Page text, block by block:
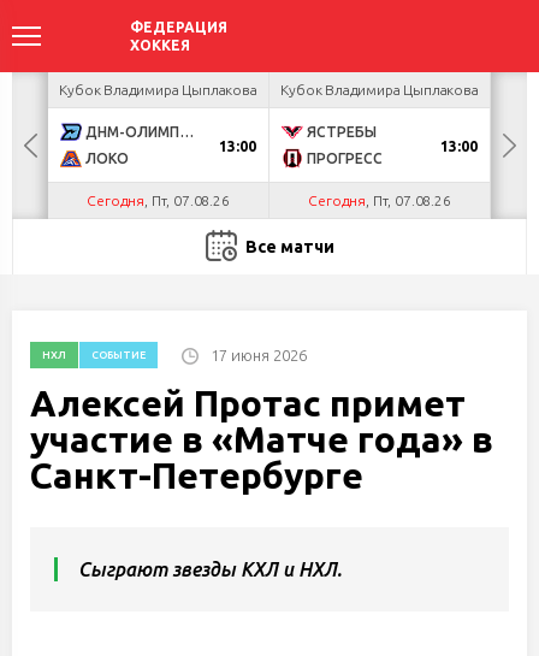
Кубок Владимира Цыплакова
ДНМ-ОЛИМПИК
ЛОКО
13:00
Сегодня , Пт, 07.08.26
Кубок Владимира Цыплакова
ЯСТРЕБЫ
ПРОГРЕСС
13:00
Сегодня , Пт, 07.08.26
Все матчи
НХЛ СОБЫТИЕ 17 июня 2026
Алексей Протас примет
участие в «Матче года» в
Санкт-Петербурге
Сыграют звезды КХЛ и НХЛ.